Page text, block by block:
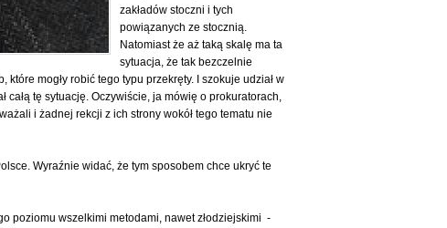
zakładów stoczni i tych
powiązanych ze stocznią.
Natomiast że aż taką skalę ma ta
sytuacja, że tak bezczelnie
mogły robić tego typu przekręty. I szokuje udział w
całą tę sytuację. Oczywiście, ja mówię o prokuratorach,
i żadnej rekcji z ich strony wokół tego tematu nie
Wyraźnie widać, że tym sposobem chce ukryć te
poziomu wszelkimi metodami, nawet złodziejskimi -